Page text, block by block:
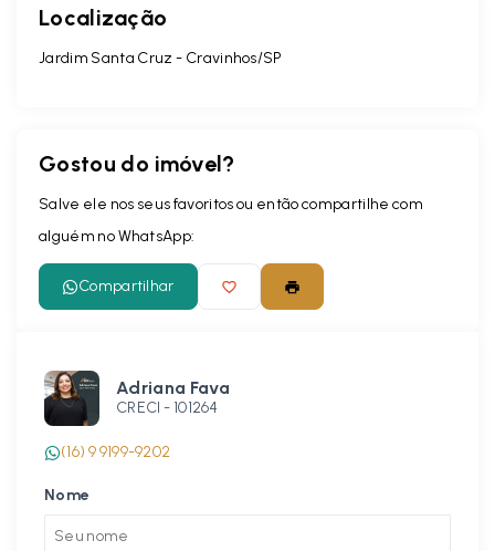
Localização
Jardim Santa Cruz - Cravinhos/SP
Gostou do imóvel?
Salve ele nos seus favoritos ou então compartilhe com
alguém no WhatsApp:
Compartilhar
Adriana Fava
CRECI - 101264
(16) 9 9199-9202
Nome